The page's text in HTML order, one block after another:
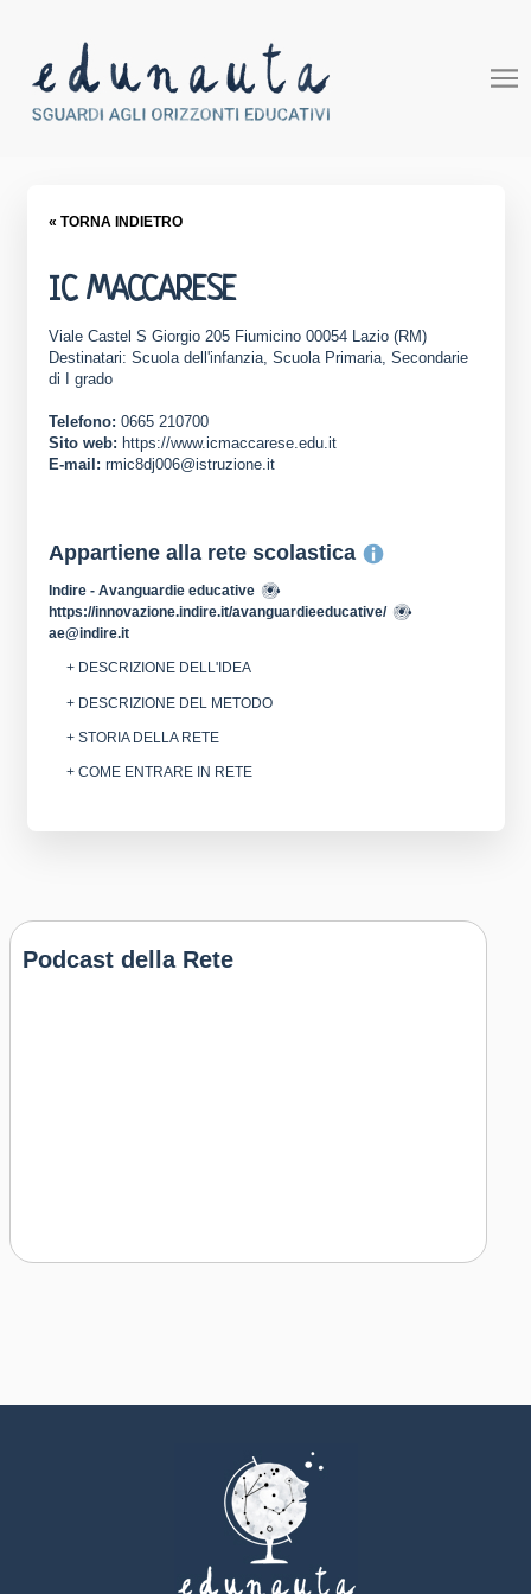
« TORNA INDIETRO
IC MACCARESE
Viale Castel S Giorgio 205 Fiumicino 00054 Lazio (RM)
Destinatari: Scuola dell'infanzia, Scuola Primaria, Secondarie
di I grado
Telefono: 0665 210700
Sito web: https://www.icmaccarese.edu.it
E-mail: rmic8dj006@istruzione.it
Appartiene alla rete scolastica
Indire - Avanguardie educative
https://innovazione.indire.it/avanguardieeducative/
ae@indire.it
+ DESCRIZIONE DELL'IDEA
+ DESCRIZIONE DEL METODO
+ STORIA DELLA RETE
+ COME ENTRARE IN RETE
Podcast della Rete